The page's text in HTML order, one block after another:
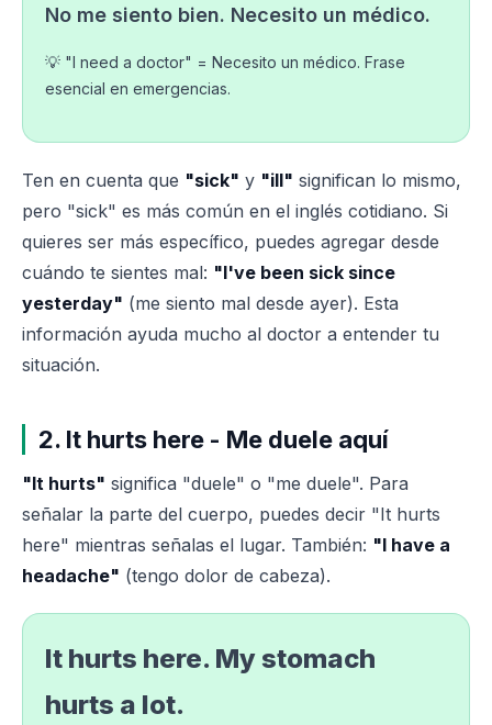
No me siento bien. Necesito un médico.
💡 "I need a doctor" = Necesito un médico. Frase
esencial en emergencias.
Ten en cuenta que "sick" y "ill" significan lo mismo,
pero "sick" es más común en el inglés cotidiano. Si
quieres ser más específico, puedes agregar desde
cuándo te sientes mal: "I've been sick since
yesterday" (me siento mal desde ayer). Esta
información ayuda mucho al doctor a entender tu
situación.
2. It hurts here - Me duele aquí
"It hurts" significa "duele" o "me duele". Para
señalar la parte del cuerpo, puedes decir "It hurts
here" mientras señalas el lugar. También: "I have a
headache" (tengo dolor de cabeza).
It hurts here. My stomach
hurts a lot.